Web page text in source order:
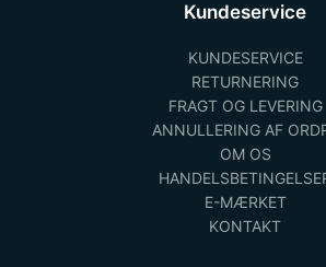
Kundeservice
KUNDESERVICE
RETURNERING
FRAGT OG LEVERING
ANNULLERING AF
OM OS
E-MÆRKET
KONTAKT